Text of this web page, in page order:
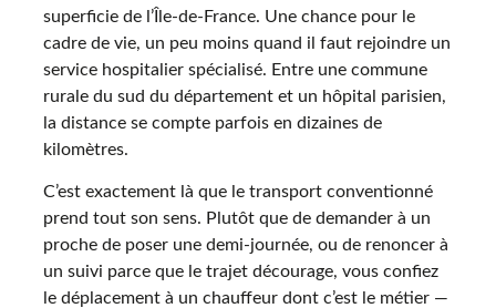
superficie de l’Île-de-France. Une chance pour le
cadre de vie, un peu moins quand il faut rejoindre un
service hospitalier spécialisé. Entre une commune
rurale du sud du département et un hôpital parisien,
la distance se compte parfois en dizaines de
kilomètres.
C’est exactement là que le transport conventionné
prend tout son sens. Plutôt que de demander à un
proche de poser une demi-journée, ou de renoncer à
un suivi parce que le trajet décourage, vous confiez
le déplacement à un chauffeur dont c’est le métier —